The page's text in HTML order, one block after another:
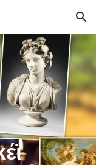
Skip to navigation